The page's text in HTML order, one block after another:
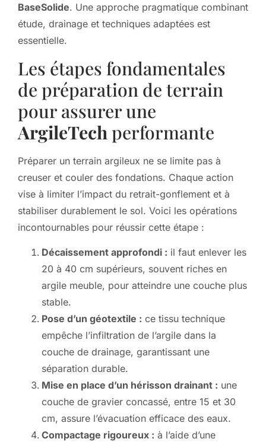
BaseSolide. Une approche pragmatique combinant
étude, drainage et techniques adaptées est
essentielle.
Les étapes fondamentales
de préparation de terrain
pour assurer une
ArgileTech performante
Préparer un terrain argileux ne se limite pas à
creuser et couler des fondations. Chaque action
vise à limiter l’impact du retrait-gonflement et à
stabiliser durablement le sol. Voici les opérations
incontournables pour réussir cette étape :
Décaissement approfondi : il faut enlever les
20 à 40 cm supérieurs, souvent riches en
argile meuble, pour atteindre une couche plus
stable.
Pose d’un géotextile : ce tissu technique
empêche l’infiltration de l’argile dans la
couche de drainage, garantissant une
séparation durable.
Mise en place d’un hérisson drainant : une
couche de gravier concassé, entre 15 et 30
cm, assure l’évacuation efficace des eaux.
Compactage rigoureux : à l’aide d’une